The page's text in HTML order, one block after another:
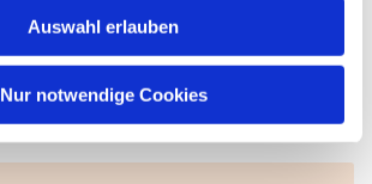
Auswahl erlauben
Nur notwendige Cookies